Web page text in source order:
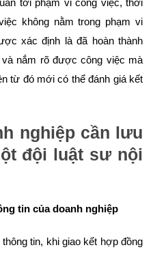
tới phạm vi công việc, thời
không nằm trong phạm vi
xác định là đã hoàn thành
nắm rõ được công việc mà
từ đó mới có thể đánh giá kết
nghiệp cần lưu
đội luật sư nội
tin của doanh nghiệp
tin, khi giao kết hợp đồng